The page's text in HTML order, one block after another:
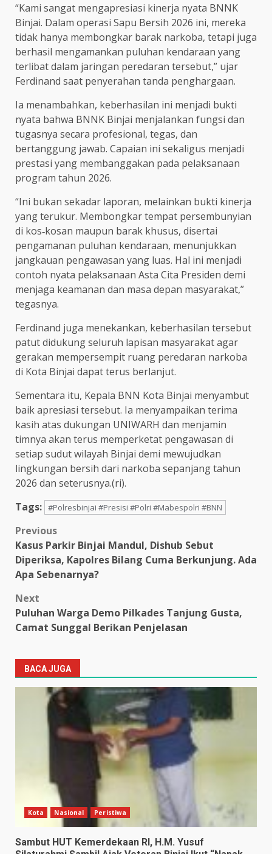
“Kami sangat mengapresiasi kinerja nyata BNNK
Binjai. Dalam operasi Sapu Bersih 2026 ini, mereka
tidak hanya membongkar barak narkoba, tetapi juga
berhasil mengamankan puluhan kendaraan yang
terlibat dalam jaringan peredaran tersebut,” ujar
Ferdinand saat penyerahan tanda penghargaan.
Ia menambahkan, keberhasilan ini menjadi bukti
nyata bahwa BNNK Binjai menjalankan fungsi dan
tugasnya secara profesional, tegas, dan
bertanggung jawab. Capaian ini sekaligus menjadi
prestasi yang membanggakan pada pelaksanaan
program tahun 2026.
“Ini bukan sekadar laporan, melainkan bukti kinerja
yang terukur. Membongkar tempat persembunyian
di kos‑kosan maupun barak khusus, disertai
pengamanan puluhan kendaraan, menunjukkan
jangkauan pengawasan yang luas. Hal ini menjadi
contoh nyata pelaksanaan Asta Cita Presiden demi
menjaga keamanan dan masa depan masyarakat,”
tegasnya.
Ferdinand juga menekankan, keberhasilan tersebut
patut didukung seluruh lapisan masyarakat agar
gerakan mempersempit ruang peredaran narkoba
di Kota Binjai dapat terus berlanjut.
Sementara itu, Kepala BNN Kota Binjai menyambut
baik apresiasi tersebut. Ia menyampaikan terima
kasih atas dukungan UNIWARH dan menjamin
timnya akan terus memperketat pengawasan di
setiap sudut wilayah Binjai demi mewujudkan
lingkungan bersih dari narkoba sepanjang tahun
2026 dan seterusnya.(ri).
Tags: #Polresbinjai #Presisi #Polri #Mabespolri #BNN
Post
navigation
Previous
Kasus Parkir Binjai Mandul, Dishub Sebut
Diperiksa, Kapolres Bilang Cuma Berkunjung. Ada
Apa Sebenarnya?
Next
Puluhan Warga Demo Pilkades Tanjung Gusta,
Camat Sunggal Berikan Penjelasan
BACA JUGA
Kota Nasional Peristiwa
Sambut HUT Kemerdekaan RI, H.M. Yusuf